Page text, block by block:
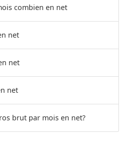
combien en net
net
net
net
brut par mois en net?